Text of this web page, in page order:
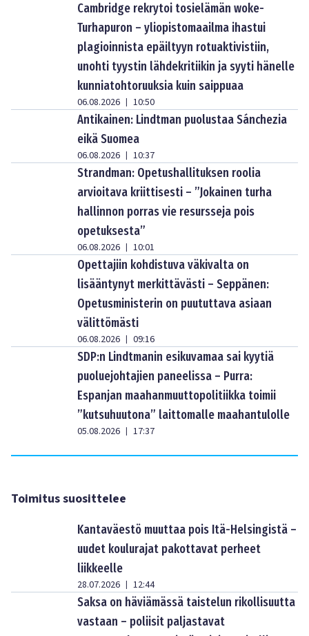
Cambridge rekrytoi tosielämän woke-
Turhapuron – yliopistomaailma ihastui
plagioinnista epäiltyyn rotuaktivistiin,
unohti tyystin lähdekritiikin ja syyti hänelle
kunniatohtoruuksia kuin saippuaa
06.08.2026 | 10:50
Antikainen: Lindtman puolustaa Sánchezia
eikä Suomea
06.08.2026 | 10:37
Strandman: Opetushallituksen roolia
arvioitava kriittisesti – ”Jokainen turha
hallinnon porras vie resursseja pois
opetuksesta”
06.08.2026 | 10:01
Opettajiin kohdistuva väkivalta on
lisääntynyt merkittävästi – Seppänen:
Opetusministerin on puututtava asiaan
välittömästi
06.08.2026 | 09:16
SDP:n Lindtmanin esikuvamaa sai kyytiä
puoluejohtajien paneelissa – Purra:
Espanjan maahanmuuttopolitiikka toimii
”kutsuhuutona” laittomalle maahantulolle
05.08.2026 | 17:37
Toimitus suosittelee
Kantaväestö muuttaa pois Itä-Helsingistä –
uudet koulurajat pakottavat perheet
liikkeelle
28.07.2026 | 12:44
Saksa on häviämässä taistelun rikollisuutta
vastaan – poliisit paljastavat